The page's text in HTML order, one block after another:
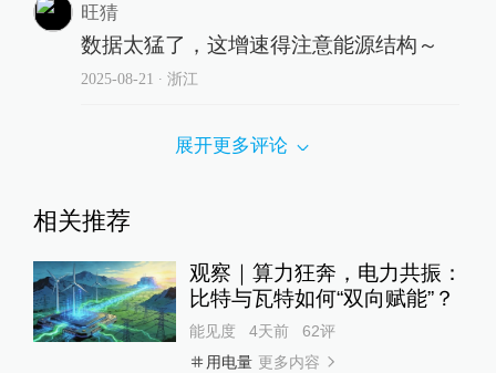
旺猜
数据太猛了，这增速得注意能源结构～
2025-08-21 ∙ 浙江
展开更多评论
相关推荐
观察｜算力狂奔，电力共振：
比特与瓦特如何“双向赋能”？
能见度 4天前 62评
用电量 更多内容